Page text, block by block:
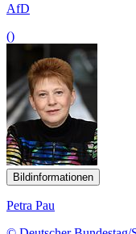
AfD
()
Bildinformationen
Petra Pau